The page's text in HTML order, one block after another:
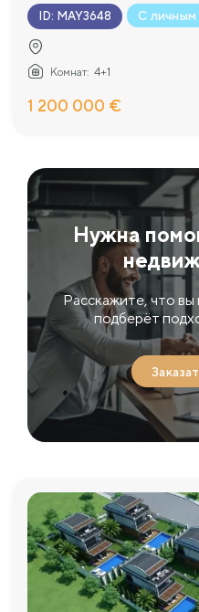
ID: MAY3648 С личным
Комнат: 4+1
1 200 000 €
Нужна
Расскажите, что
подберёт